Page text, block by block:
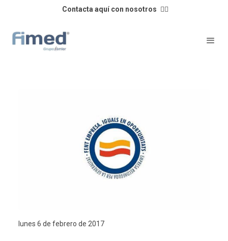
Contacta aquí con nosotros 👈🏼
lunes 6 de febrero de 2017